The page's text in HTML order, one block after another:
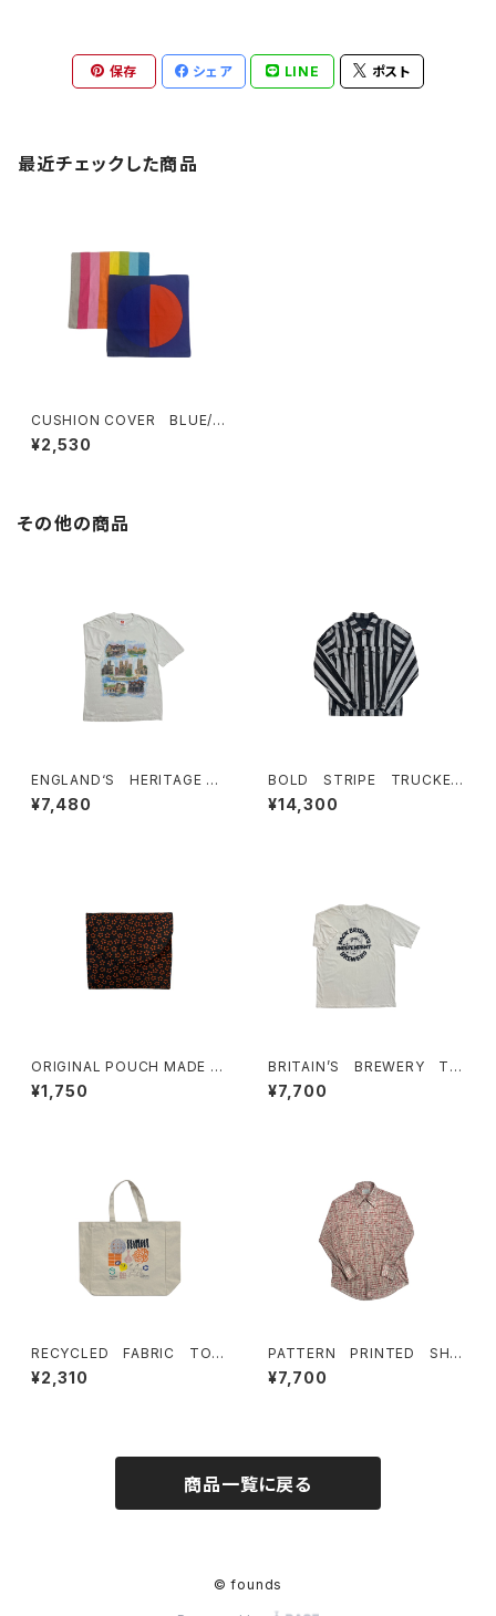
保存 シェア LINE ポスト
最近チェックした商品
CUSHION COVER BLUE/O
RANGE
¥2,530
その他の商品
ENGLAND‘S HERITAGE T-
SHIRTS
¥7,480
BOLD STRIPE TRUCKER
JACKET
¥14,300
ORIGINAL POUCH MADE F
ROM FINNISH FABRIC(DAR
K FLOWER)
¥1,750
BRITAIN’S BREWERY T-
SHIRTS
¥7,700
RECYCLED FABRIC TOT
E BAG
¥2,310
PATTERN PRINTED SHIR
TS
¥7,700
商品一覧に戻る
© founds